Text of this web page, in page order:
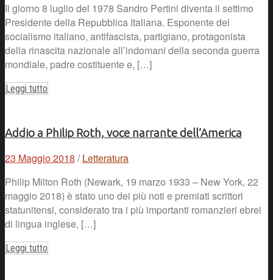
Il giorno 8 luglio del 1978 Sandro Pertini diventa il settimo
Presidente della Repubblica Italiana. Esponente del
socialismo italiano, antifascista, partigiano, protagonista
della rinascita nazionale all’indomani della seconda guerra
mondiale, padre costituente e, […]
Leggi tutto
Addio a Philip Roth, voce narrante dell’America
23 Maggio 2018 / Letteratura
Philip Milton Roth (Newark, 19 marzo 1933 – New York, 22
maggio 2018) è stato uno dei più noti e premiati scrittori
statunitensi, considerato tra i più importanti romanzieri ebrei
di lingua inglese, […]
Leggi tutto